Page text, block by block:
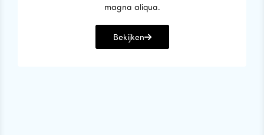
magna aliqua.
Bekijken